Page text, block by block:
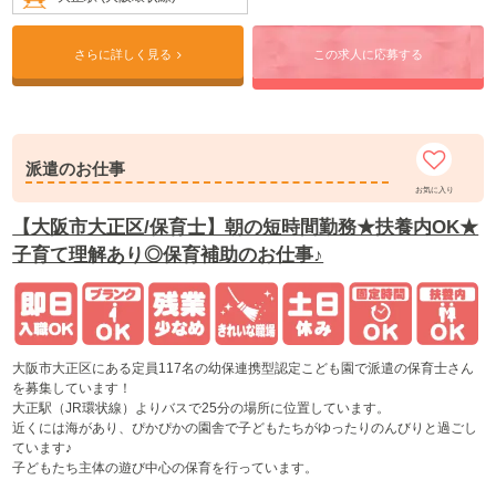
さらに詳しく見る この求人に応募する
派遣のお仕事
お気に入り
【大阪市大正区/保育士】朝の短時間勤務★扶養内OK★
子育て理解あり◎保育補助のお仕事♪
大阪市大正区にある定員117名の幼保連携型認定こども園で派遣の保育士さん
を募集しています！
大正駅（JR環状線）よりバスで25分の場所に位置しています。
近くには海があり、ぴかぴかの園舎で子どもたちがゆったりのんびりと過ごし
ています♪
子どもたち主体の遊び中心の保育を行っています。